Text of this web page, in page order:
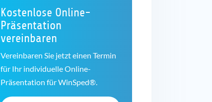
Kostenlose Online-
Präsentation
vereinbaren
Vereinbaren Sie jetzt einen Termin
für Ihr individuelle Online-
Präsentation für WinSped®.